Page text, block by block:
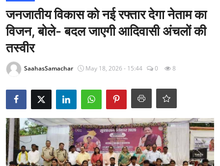
अंतराष्ट्रीय
राजनीति
खेल
Epaper
धर्म
लाइफस्टाइल
टेक
जनजातीय विकास को नई रफ्तार देगा नेताम का
विजन, बोले- बदल जाएगी आदिवासी अंचलों की
तस्वीर
SaahasSamachar May 18, 2026 - 15:44 0 8